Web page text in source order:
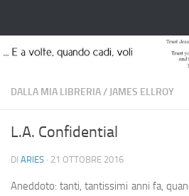
DALLA MIA LIBRERIA/ JAMES ELLROY
L.A. Confidential
DI ARIES · 21 OTTOBRE 2016
Aneddoto: tanti, tantissimi anni fa,